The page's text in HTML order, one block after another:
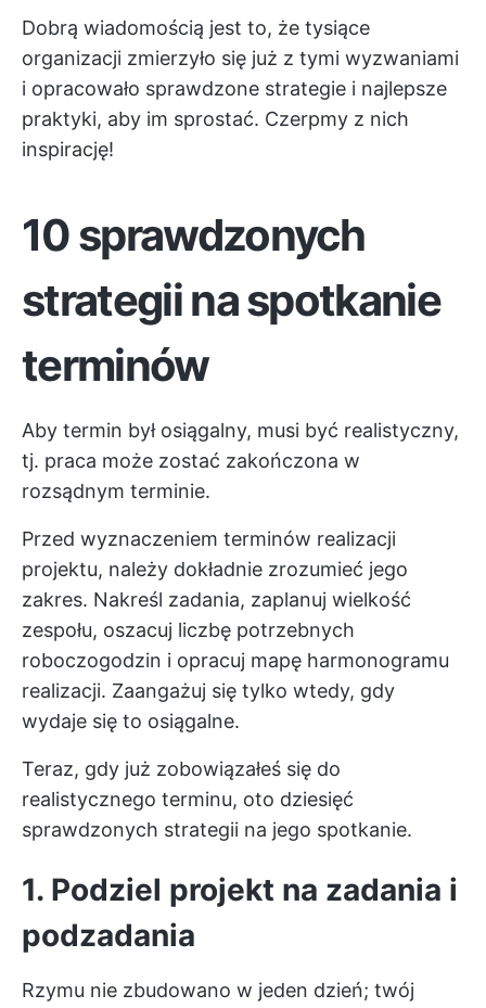
Dobrą wiadomością jest to, że tysiące
organizacji zmierzyło się już z tymi wyzwaniami
i opracowało sprawdzone strategie i najlepsze
praktyki, aby im sprostać. Czerpmy z nich
inspirację!
10 sprawdzonych
strategii na spotkanie
terminów
Aby termin był osiągalny, musi być realistyczny,
tj. praca może zostać zakończona w
rozsądnym terminie.
Przed wyznaczeniem terminów realizacji
projektu, należy dokładnie zrozumieć jego
zakres. Nakreśl zadania, zaplanuj wielkość
zespołu, oszacuj liczbę potrzebnych
roboczogodzin i opracuj mapę harmonogramu
realizacji. Zaangażuj się tylko wtedy, gdy
wydaje się to osiągalne.
Teraz, gdy już zobowiązałeś się do
realistycznego terminu, oto dziesięć
sprawdzonych strategii na jego spotkanie.
1. Podziel projekt na zadania i
podzadania
Rzymu nie zbudowano w jeden dzień; twój